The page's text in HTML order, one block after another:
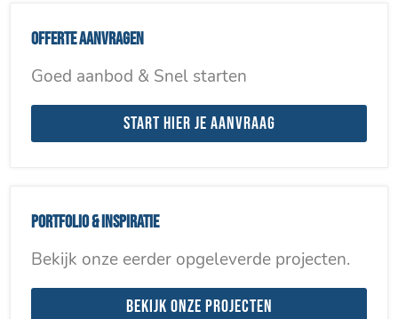
Offerte aanvragen
Goed aanbod & Snel starten
Start hier je aanvraag
Portfolio & inspiratie
Bekijk onze eerder opgeleverde projecten.
Bekijk onze projecten